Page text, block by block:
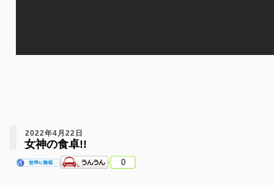
2022年4月22日
女神の食卓!!
0